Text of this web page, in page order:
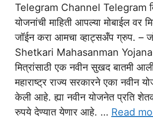
Telegram Channel Telegram
योजनांची माहिती आपल्या मोबाईल वर
जॉईन करा आमचा व्हाट्सअँप ग्रुप. –
Shetkari Mahasanman
मित्रांसाठी एक नवीन सुखद बातमी
महाराष्ट्र राज्य सरकारने एका नवीन
केली आहे. ह्या नवीन योजनेत प्रति
रुपये देण्यात येणार आहे. … Read